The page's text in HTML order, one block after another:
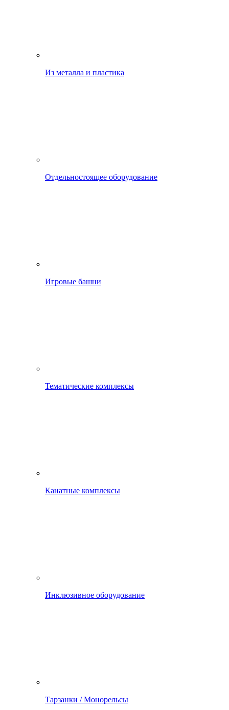
Из металла и пластика
Отдельностоящее оборудование
Игровые башни
Тематические комплексы
Канатные комплексы
Инклюзивное оборудование
Тарзанки / Монорельсы